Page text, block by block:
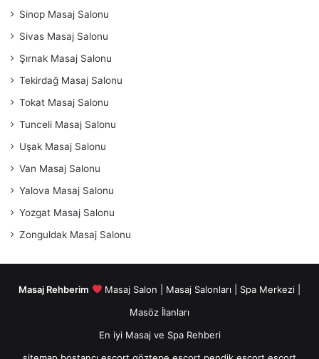
Sinop Masaj Salonu
Sivas Masaj Salonu
Şırnak Masaj Salonu
Tekirdağ Masaj Salonu
Tokat Masaj Salonu
Tunceli Masaj Salonu
Uşak Masaj Salonu
Van Masaj Salonu
Yalova Masaj Salonu
Yozgat Masaj Salonu
Zonguldak Masaj Salonu
Masaj Rehberim
Masaj Salon | Masaj Salonları | Spa Merkezi |
Masöz İlanları
En iyi Masaj ve Spa Rehberi
Mutlu